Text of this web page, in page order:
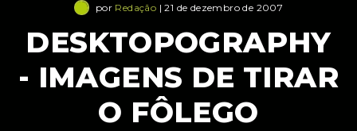
por Redação | 21 de dezembro de 2007
DESKTOPOGRAPHY
- IMAGENS DE TIRAR
O FÔLEGO